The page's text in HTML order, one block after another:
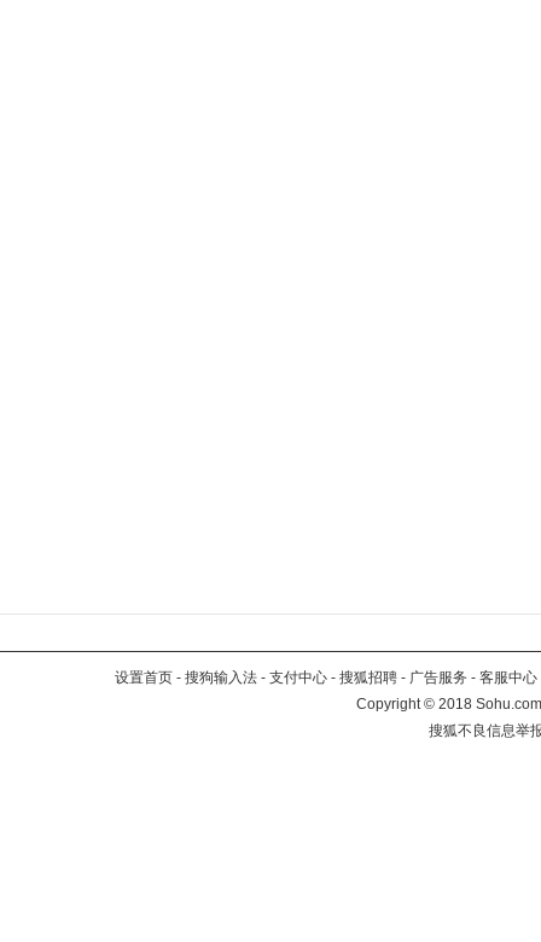
设置首页 - 搜狗输入法 - 支付中心 - 搜狐招聘 - 广告服务 - 客服中心
Copyright©2018
搜狐不良信息举